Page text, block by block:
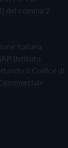
del comma 2
Italiana
(Istituto
il Codice di